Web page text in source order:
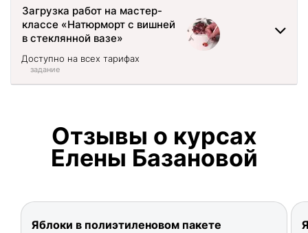
Загрузка работ на мастер-
классе «Натюрморт с вишней
в стеклянной вазе»
Доступно на всех тарифах
задание
Отзывы о курсах
Елены Базановой
Яблоки в полиэтиленовом пакете